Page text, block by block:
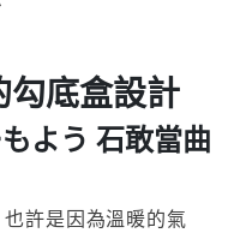
勾底盒設計
よう 石敢當曲
許是因為溫暖的氣